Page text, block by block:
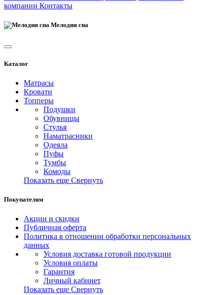
компании Контакты
Мелодия сна
Каталог
Матрасы
Кровати
Топперы
Подушки
Обувницы
Стулья
Наматрасники
Одеяла
Пуфы
Тумбы
Комоды
Показать еще Свернуть
Покупателям
Акции и скидки
Публичная оферта
Политика в отношении обработки персональных
данных
Условия доставка готовой продукции
Условия оплаты
Гарантия
Личный кабинет
Показать еще Свернуть